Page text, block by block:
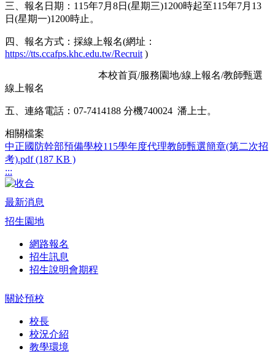
三、報名日期：115年7月8日(星期三)1200時起至115年7月13
日(星期一)1200時止。
四、報名方式：採線上報名(網址：
https://tts.ccafps.khc.edu.tw/Recruit )
本校首頁/服務園地/線上報名/教師甄選
線上報名
五、連絡電話：07-7414188 分機740024 潘上士。
相關檔案
中正國防幹部預備學校115學年度代理教師甄選簡章(第二次招
考).pdf (187 KB )
:::
最新消息
招生園地
網路報名
招生訊息
招生說明會期程
關於預校
校長
校況介紹
教學環境